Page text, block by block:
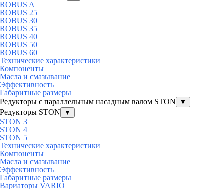
ROBUS A
ROBUS 25
ROBUS 30
ROBUS 35
ROBUS 40
ROBUS 50
ROBUS 60
Технические характеристики
Компоненты
Масла и смазывание
Эффективность
Габаритные размеры
Редукторы с параллельным насадным валом STON
▼
Редукторы STON ▼
STON 3
STON 4
STON 5
Технические характеристики
Компоненты
Масла и смазывание
Эффективность
Габаритные размеры
Вариаторы VARIO